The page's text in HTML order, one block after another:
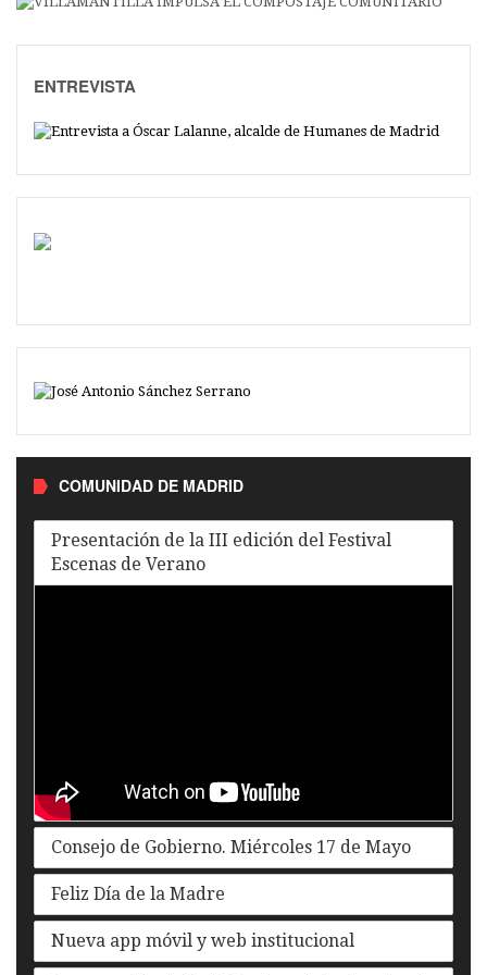
ENTREVISTA
COMUNIDAD DE MADRID
Presentación de la III edición del Festival
Escenas de Verano
Consejo de Gobierno. Miércoles 17 de Mayo
Feliz Día de la Madre
Nueva app móvil y web institucional